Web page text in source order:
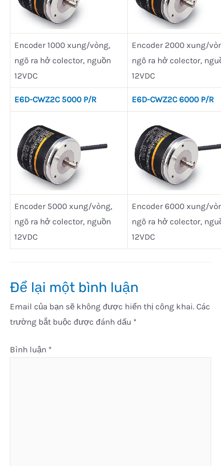
Encoder 1000 xung/vòng,
ngõ ra hở colector, nguồn
12VDC
Encoder 2000 xung/
ngõ ra hở colector,
12VDC
E6D-CWZ2C 5000 P/R E6D-CWZ2C 6000 P/R
Encoder 5000 xung/vòng,
ngõ ra hở colector, nguồn
12VDC
Encoder 6000 xung/
ngõ ra hở colector,
12VDC
Để lại một bình luận
Email của bạn sẽ không được hiển thị công khai. Các
trường bắt buộc được đánh dấu *
Bình luận *